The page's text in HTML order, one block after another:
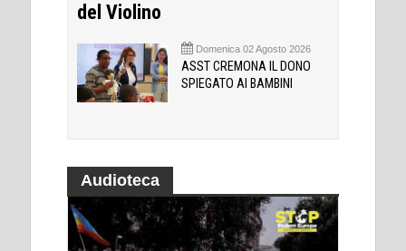
del Violino
Domenica 02 Agosto 2026
ASST CREMONA IL DONO
SPIEGATO AI BAMBINI
Audioteca